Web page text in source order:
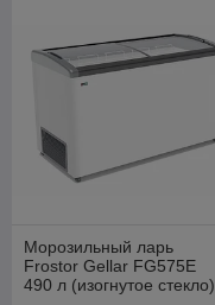
Морозильный ларь
Frostor Gellar FG575E
490 л (изогнутое стекло)